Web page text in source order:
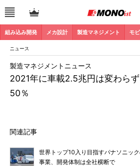
組み込み開発 メカ設計 製造マネジメント モ
ニュース
2021年に車載2.5兆円は変わら
50％
製造マネジメントニュース
関連記事
世界トップ10入り目指すパナソニッ
事業、開発体制は全社横断で